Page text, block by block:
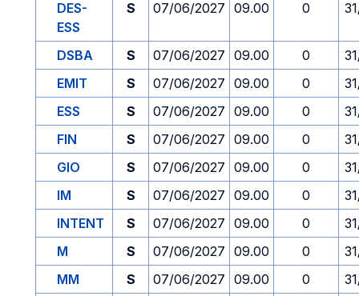
DES-
ESS
S 07/06/2027 09.00 0
DSBA S 07/06/2027 09.00 0
EMIT
S 07/06/2027 09.00 0
ESS
S 07/06/2027 09.00 0
FIN
S 07/06/2027 09.00 0
GIO
S 07/06/2027 09.00 0
IM
S 07/06/2027 09.00 0
INTENT
S 07/06/2027 09.00 0
M
S 07/06/2027 09.00 0
MM
S 07/06/2027 09.00 0